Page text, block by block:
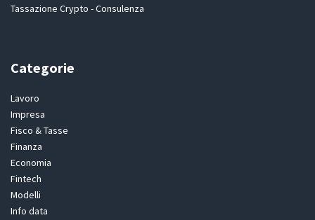
Tassazione Crypto - Consulenza
Categorie
Lavoro
Impresa
Fisco & Tasse
Finanza
Economia
Fintech
Modelli
Info data